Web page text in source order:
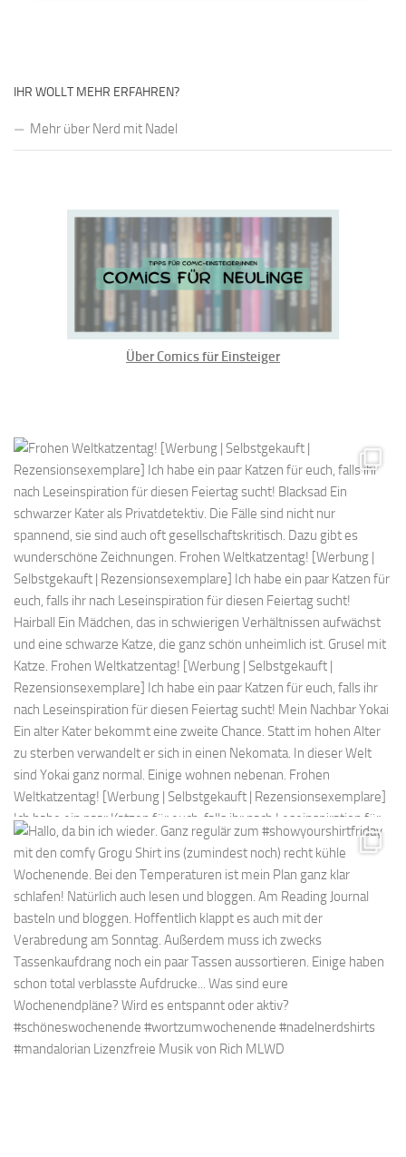
IHR WOLLT MEHR ERFAHREN?
Mehr über Nerd mit Nadel
Über Comics für Einsteiger